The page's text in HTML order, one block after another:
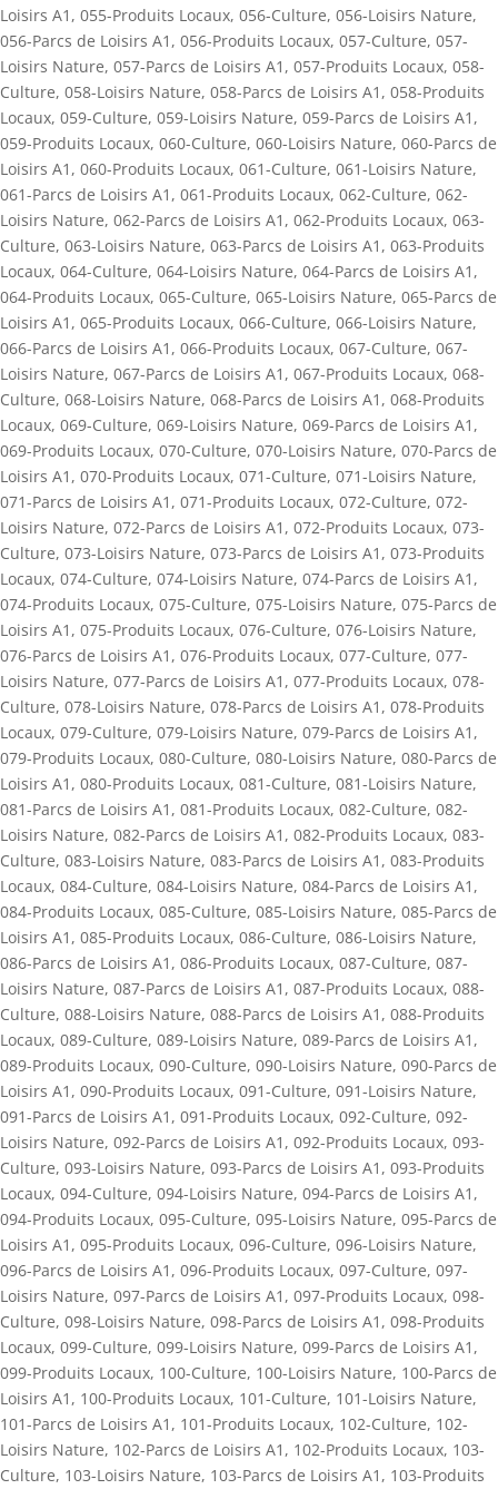
Loisirs A1 , 055-Produits Locaux, 056-Culture, 056-Loisirs Nature,
056-Parcs de Loisirs A1 , 056-Produits Locaux, 057-Culture, 057-
Loisirs Nature, 057-Parcs de Loisirs A1 , 057-Produits Locaux, 058-
Culture, 058-Loisirs Nature, 058-Parcs de Loisirs A1 , 058-Produits
Locaux, 059-Culture, 059-Loisirs Nature, 059-Parcs de Loisirs A1 ,
059-Produits Locaux, 060-Culture, 060-Loisirs Nature, 060-Parcs de
Loisirs A1 , 060-Produits Locaux, 061-Culture, 061-Loisirs Nature,
061-Parcs de Loisirs A1 , 061-Produits Locaux, 062-Culture, 062-
Loisirs Nature, 062-Parcs de Loisirs A1 , 062-Produits Locaux, 063-
Culture, 063-Loisirs Nature, 063-Parcs de Loisirs A1 , 063-Produits
Locaux, 064-Culture, 064-Loisirs Nature, 064-Parcs de Loisirs A1 ,
064-Produits Locaux, 065-Culture, 065-Loisirs Nature, 065-Parcs de
Loisirs A1 , 065-Produits Locaux, 066-Culture, 066-Loisirs Nature,
066-Parcs de Loisirs A1 , 066-Produits Locaux, 067-Culture, 067-
Loisirs Nature, 067-Parcs de Loisirs A1 , 067-Produits Locaux, 068-
Culture, 068-Loisirs Nature, 068-Parcs de Loisirs A1 , 068-Produits
Locaux, 069-Culture, 069-Loisirs Nature, 069-Parcs de Loisirs A1 ,
069-Produits Locaux, 070-Culture, 070-Loisirs Nature, 070-Parcs de
Loisirs A1 , 070-Produits Locaux, 071-Culture, 071-Loisirs Nature,
071-Parcs de Loisirs A1 , 071-Produits Locaux, 072-Culture, 072-
Loisirs Nature, 072-Parcs de Loisirs A1 , 072-Produits Locaux, 073-
Culture, 073-Loisirs Nature, 073-Parcs de Loisirs A1 , 073-Produits
Locaux, 074-Culture, 074-Loisirs Nature, 074-Parcs de Loisirs A1 ,
074-Produits Locaux, 075-Culture, 075-Loisirs Nature, 075-Parcs de
Loisirs A1 , 075-Produits Locaux, 076-Culture, 076-Loisirs Nature,
076-Parcs de Loisirs A1 , 076-Produits Locaux, 077-Culture, 077-
Loisirs Nature, 077-Parcs de Loisirs A1 , 077-Produits Locaux, 078-
Culture, 078-Loisirs Nature, 078-Parcs de Loisirs A1 , 078-Produits
Locaux, 079-Culture, 079-Loisirs Nature, 079-Parcs de Loisirs A1 ,
079-Produits Locaux, 080-Culture, 080-Loisirs Nature, 080-Parcs de
Loisirs A1 , 080-Produits Locaux, 081-Culture, 081-Loisirs Nature,
081-Parcs de Loisirs A1 , 081-Produits Locaux, 082-Culture, 082-
Loisirs Nature, 082-Parcs de Loisirs A1 , 082-Produits Locaux, 083-
Culture, 083-Loisirs Nature, 083-Parcs de Loisirs A1 , 083-Produits
Locaux, 084-Culture, 084-Loisirs Nature, 084-Parcs de Loisirs A1 ,
084-Produits Locaux, 085-Culture, 085-Loisirs Nature, 085-Parcs de
Loisirs A1 , 085-Produits Locaux, 086-Culture, 086-Loisirs Nature,
086-Parcs de Loisirs A1 , 086-Produits Locaux, 087-Culture, 087-
Loisirs Nature, 087-Parcs de Loisirs A1 , 087-Produits Locaux, 088-
Culture, 088-Loisirs Nature, 088-Parcs de Loisirs A1 , 088-Produits
Locaux, 089-Culture, 089-Loisirs Nature, 089-Parcs de Loisirs A1 ,
089-Produits Locaux, 090-Culture, 090-Loisirs Nature, 090-Parcs de
Loisirs A1 , 090-Produits Locaux, 091-Culture, 091-Loisirs Nature,
091-Parcs de Loisirs A1 , 091-Produits Locaux, 092-Culture, 092-
Loisirs Nature, 092-Parcs de Loisirs A1 , 092-Produits Locaux, 093-
Culture, 093-Loisirs Nature, 093-Parcs de Loisirs A1 , 093-Produits
Locaux, 094-Culture, 094-Loisirs Nature, 094-Parcs de Loisirs A1 ,
094-Produits Locaux, 095-Culture, 095-Loisirs Nature, 095-Parcs de
Loisirs A1 , 095-Produits Locaux, 096-Culture, 096-Loisirs Nature,
096-Parcs de Loisirs A1 , 096-Produits Locaux, 097-Culture, 097-
Loisirs Nature, 097-Parcs de Loisirs A1 , 097-Produits Locaux, 098-
Culture, 098-Loisirs Nature, 098-Parcs de Loisirs A1 , 098-Produits
Locaux, 099-Culture, 099-Loisirs Nature, 099-Parcs de Loisirs A1 ,
099-Produits Locaux, 100-Culture, 100-Loisirs Nature, 100-Parcs de
Loisirs A1 , 100-Produits Locaux, 101-Culture, 101-Loisirs Nature,
101-Parcs de Loisirs A1 , 101-Produits Locaux, 102-Culture, 102-
Loisirs Nature, 102-Parcs de Loisirs A1 , 102-Produits Locaux, 103-
Culture, 103-Loisirs Nature, 103-Parcs de Loisirs A1 , 103-Produits